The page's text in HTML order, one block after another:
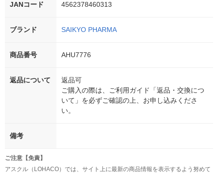
JANコード 4562378460313
ブランド SAIKYO PHARMA
商品番号 AHU7776
返品について
返品可
ご購入の際は、ご利用ガイド「返品・交換につ
いて」を必ずご確認の上、お申し込みくださ
い。
備考
ご注意【免責】
アスクル（LOHACO）では、サイト上に最新の商品情報を表示するよう努めて